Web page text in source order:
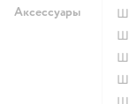
Аксессуары